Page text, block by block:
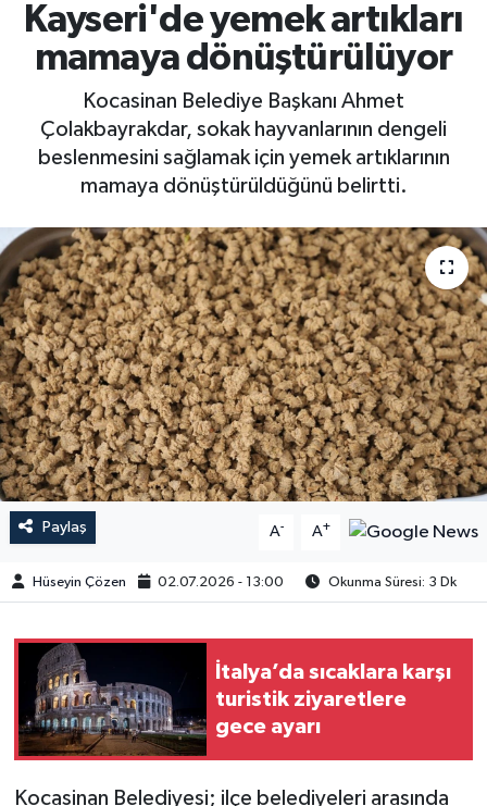
Kayseri'de yemek artıkları
mamaya dönüştürülüyor
Kocasinan Belediye Başkanı Ahmet
Çolakbayrakdar, sokak hayvanlarının dengeli
beslenmesini sağlamak için yemek artıklarının
mamaya dönüştürüldüğünü belirtti.
Paylaş A- A+
Hüseyin Çözen 02.07.2026 - 13:00 Okunma Süresi: 3 Dk
İtalya’da sıcaklara karşı
turistik ziyaretlere
gece ayarı
Kocasinan Belediyesi; ilçe belediyeleri arasında